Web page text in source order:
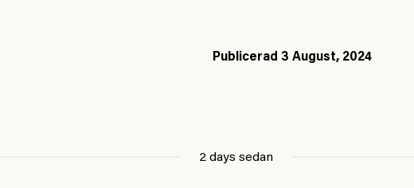
Publicerad 3 August, 2024
2 days sedan